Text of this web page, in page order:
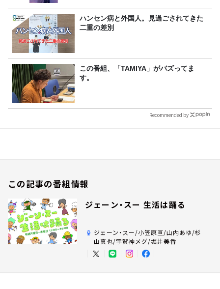
ハンセン病と外国人。見過ごされてきた
二重の差別
この番組、「TAMIYA」がバズってま
す。
Recommended by
この記事の番組情報
ジェーン・スー 生活は踊る
ジェーン・スー/小笠原亘/山内あゆ/杉
山真也/宇賀神メグ/堀井美香